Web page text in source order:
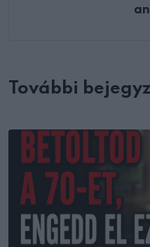
További